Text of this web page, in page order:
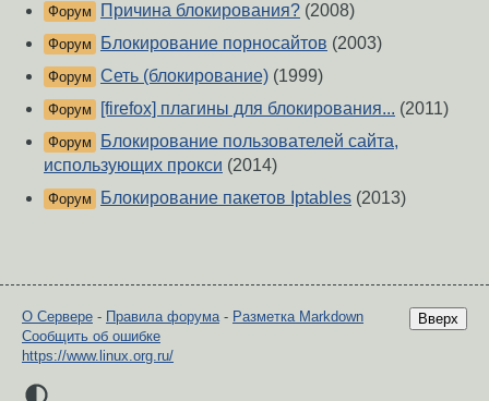
Форум Причина блокирования? (2008)
Форум Блокирование порносайтов (2003)
Форум Сеть (блокирование) (1999)
Форум [firefox] плагины для блокирования... (2011)
Форум
Блокирование пользователей сайта,
использующих прокси (2014)
Форум Блокирование пакетов Iptables (2013)
Вверх
О Сервере - Правила форума- Разметка Markdown
Сообщить об ошибке
https://www.linux.org.ru/